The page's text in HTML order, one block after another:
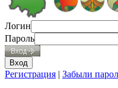
Логин
Пароль
Регистрация | Забыли